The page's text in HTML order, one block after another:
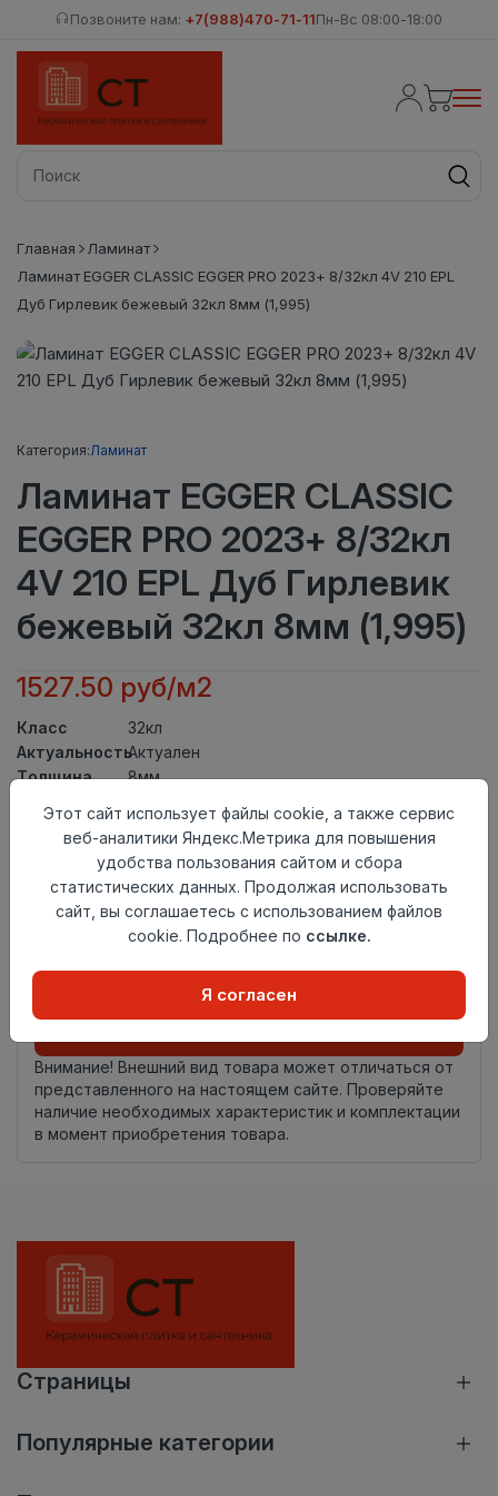
Позвоните нам: +7(988)470-71-11Пн-Вс 08:00-18:00
Главная
Ламинат
Ламинат EGGER CLASSIC EGGER PRO 2023+ 8/32кл 4V 210 EPL
Дуб Гирлевик бежевый 32кл 8мм (1,995)
Категория:Ламинат
Ламинат EGGER CLASSIC
EGGER PRO 2023+ 8/32кл
4V 210 EPL Дуб Гирлевик
бежевый 32кл 8мм (1,995)
1527.50 руб/м2
Класс
32кл
АктуальностьАктуален
Толщина
8мм
доски
1292×193мм
Теплый пол
до +27 градусов
4V
Замок
Clic It
Страна
происхождения
Россия
Внимание! Внешний вид товара может отличаться от
представленного на настоящем сайте. Проверяйте
наличие необходимых характеристик и комплектации
в момент приобретения товара.
Страницы
Популярные категории
Этот сайт использует файлы cookie, а также сервис
веб-аналитики Яндекс.Метрика для повышения
удобства пользования сайтом и сбора
статистических данных. Продолжая использовать
сайт, вы соглашаетесь с использованием файлов
cookie. Подробнее по ссылке.
Я согласен